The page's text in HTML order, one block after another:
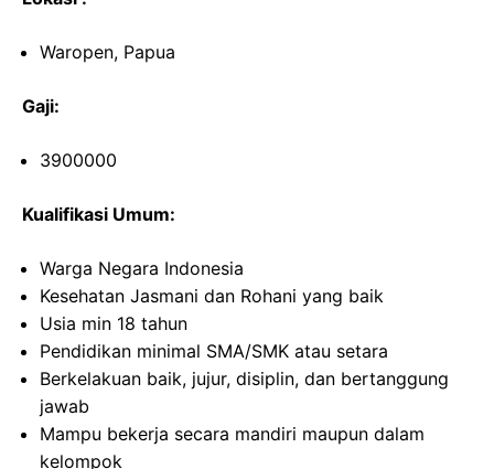
Waropen, Papua
Gaji:
3900000
Kualifikasi Umum:
Warga Negara Indonesia
Kesehatan Jasmani dan Rohani yang baik
Usia min 18 tahun
Pendidikan minimal SMA/SMK atau setara
Berkelakuan baik, jujur, disiplin, dan bertanggung
jawab
Mampu bekerja secara mandiri maupun dalam
kelompok